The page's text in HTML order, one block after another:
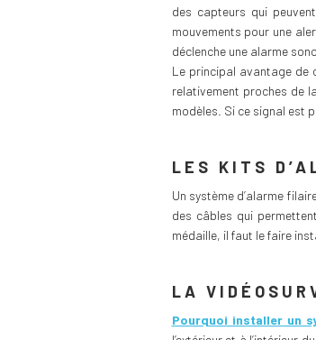
des capteurs qui
mouvements pour une
déclenche une alarme
Le principal avantage de
relativement proches de
modèles. Si ce signal est
LES KITS
Un système d’alarme
des câbles qui
médaille, il faut le faire
LA
Pourquoi installer un